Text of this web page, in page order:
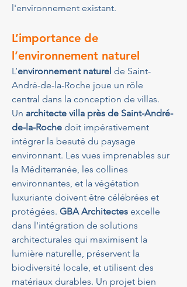
l'environnement existant.
L’importance de
l’environnement naturel
L’environnement naturel de Saint-
André-de-la-Roche joue un rôle
central dans la conception de villas.
Un architecte villa près de Saint-André-
de-la-Roche doit impérativement
intégrer la beauté du paysage
environnant. Les vues imprenables sur
la Méditerranée, les collines
environnantes, et la végétation
luxuriante doivent être célébrées et
protégées. GBA Architectes excelle
dans l'intégration de solutions
architecturales qui maximisent la
lumière naturelle, préservent la
biodiversité locale, et utilisent des
matériaux durables. Un projet bien